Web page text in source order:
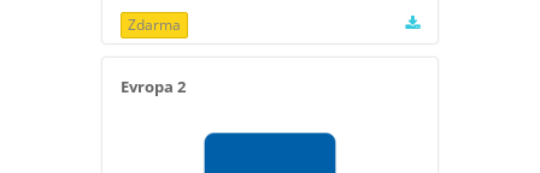
Zdarma
Evropa 2